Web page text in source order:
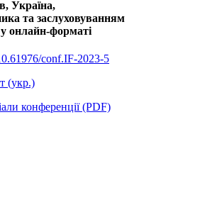
Україна,
та заслуховуванням
у онлайн-форматі
conf.IF-2023-5
(укр.)
конференції (PDF)